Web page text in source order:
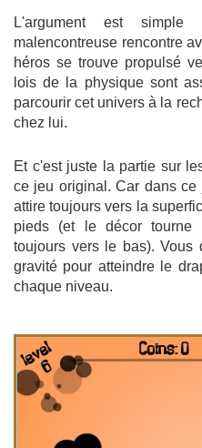
L'argument est
malencontreuse rencontre
héros se trouve propulsé
lois de la physique sont
parcourir cet univers à la
chez lui.
Et c'est juste la partie sur
ce jeu original. Car dans
attire toujours vers la
pieds (et le décor tourne
toujours vers le bas). Vous
gravité pour atteindre le
chaque niveau.